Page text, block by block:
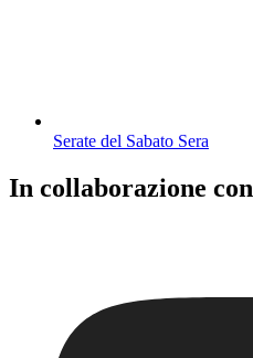
Serate del Sabato Sera
In collaborazione con